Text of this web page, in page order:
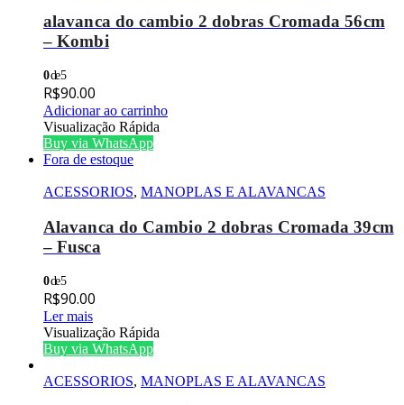
alavanca do cambio 2 dobras Cromada 56cm
– Kombi
0de 5
R$90.00
Adicionar ao carrinho
Visualização Rápida
Buy via WhatsApp
Fora de estoque
ACESSORIOS, MANOPLAS E ALAVANCAS
Alavanca do Cambio 2 dobras Cromada 39cm
– Fusca
0de 5
R$90.00
Ler mais
Visualização Rápida
Buy via WhatsApp
ACESSORIOS, MANOPLAS E ALAVANCAS